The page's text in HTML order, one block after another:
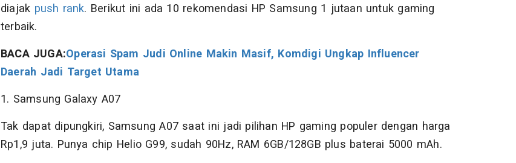
diajak push rank. Berikut ini ada 10 rekomendasi HP Samsung 1 jutaan untuk gaming
terbaik.
BACA JUGA:Operasi Spam Judi Online Makin Masif, Komdigi Ungkap Influencer
Daerah Jadi Target Utama
1. Samsung Galaxy A07
Tak dapat dipungkiri, Samsung A07 saat ini jadi pilihan HP gaming populer dengan harga
Rp1,9 juta. Punya chip Helio G99, sudah 90Hz, RAM 6GB/128GB plus baterai 5000 mAh.